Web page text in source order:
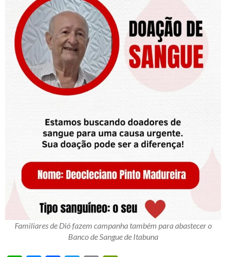
Familiares de Dió fazem campanha também para abastecer o
Banco de Sangue de Itabuna